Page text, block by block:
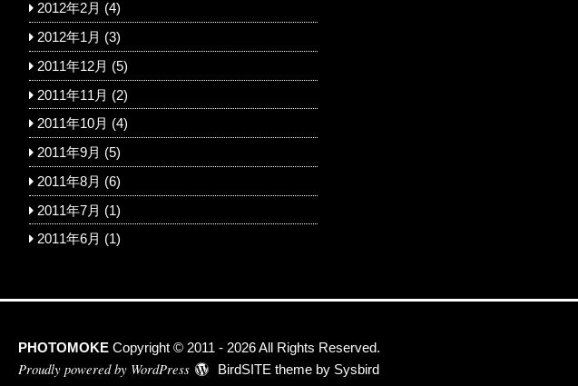
2012年2月 (4)
2012年1月 (3)
2011年12月 (5)
2011年11月 (2)
2011年10月 (4)
2011年9月 (5)
2011年8月 (6)
2011年7月 (1)
2011年6月 (1)
PHOTOMOKE Copyright © 2011 - 2026 All Rights Reserved.
Proudly powered by WordPress BirdSITE theme by Sysbird